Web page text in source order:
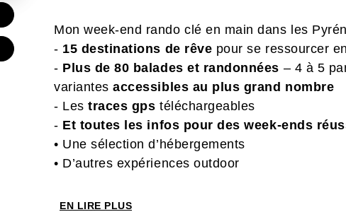
Mon week-end rando clé en main dans les
- 15 destinations de rêve pour se ressourcer
- Plus de 80 balades et randonnées – 4 à 5
variantesaccessibles au plus grand nombre
- Lestraces gps téléchargeables
- Et toutes les infos pour des week-ends
• Une sélection d’hébergements
• D’autres expériences outdoor
• Des découvertes patrimoniales
EN LIRE PLUS